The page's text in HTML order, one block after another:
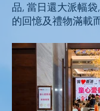
品, 當日還大派幅
的回憶及禮物滿載